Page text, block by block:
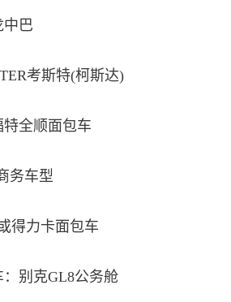
中巴
考斯特(柯斯达)
特全顺面包车
务车型
得力卡面包车
别克GL8公务舱